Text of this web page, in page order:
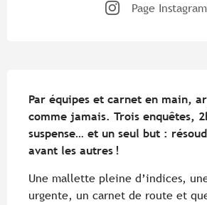
Page Instagram
Par équipes et carnet en main,
comme jamais. Trois enquêtes,
suspense… et un seul but :
avant les autres !
Une mallette pleine d’indices,
urgente, un carnet de route et